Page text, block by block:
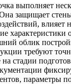
выполняет
защищает
влияет
характеристики
облик
требуют
стадии
параметры